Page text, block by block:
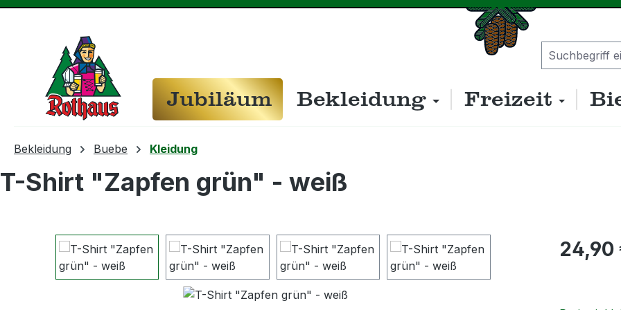
Jubiläum Bekleidung Freizeit
Bekleidung Buebe Kleidung
T-Shirt "Zapfen grün" - weiß
Bildergalerie überspringen Regulärer
24,90